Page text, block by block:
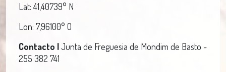
Lat: 41,40739° N
Lon: 7,96100° O
Contacto | Junta de Freguesia de Mondim de Basto -
255 382 741